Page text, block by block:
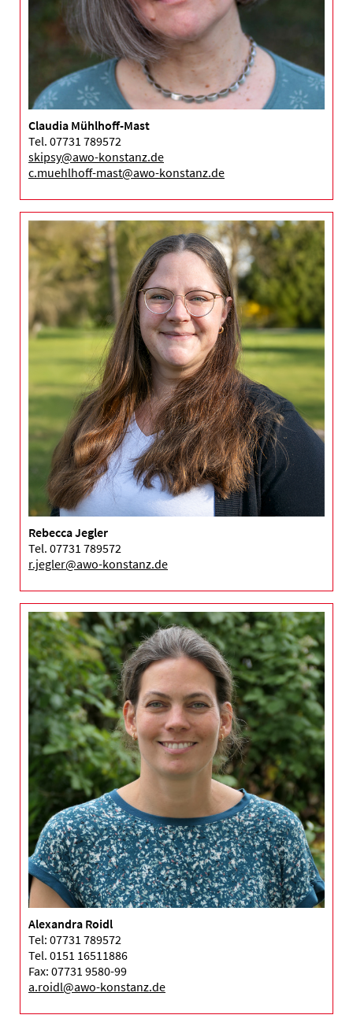
Claudia Mühlhoff-Mast
Tel. 07731 789572
skipsy@awo-konstanz.de
c.muehlhoff-mast@awo-konstanz.de
Rebecca Jegler
Tel. 07731 789572
r.jegler@awo-konstanz.de
Alexandra Roidl
Tel: 07731 789572
Tel. 0151 16511886
Fax: 07731 9580-99
a.roidl@awo-konstanz.de